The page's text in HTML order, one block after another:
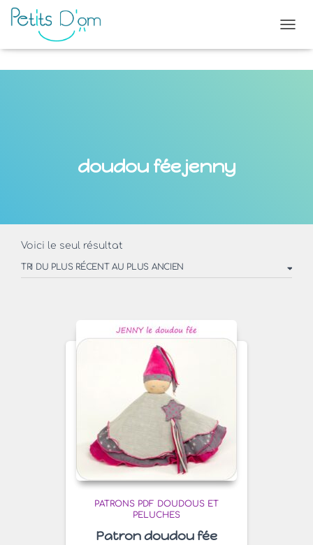
doudou fée jenny
Voici le seul résultat
PATRONS PDF DOUDOUS ET
PELUCHES
Patron doudou fée